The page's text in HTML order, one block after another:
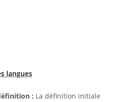
langues
: La définition initiale